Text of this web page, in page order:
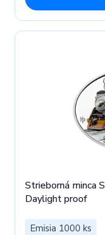
Strieborná minca
Daylight proof
Emisia 1000 ks